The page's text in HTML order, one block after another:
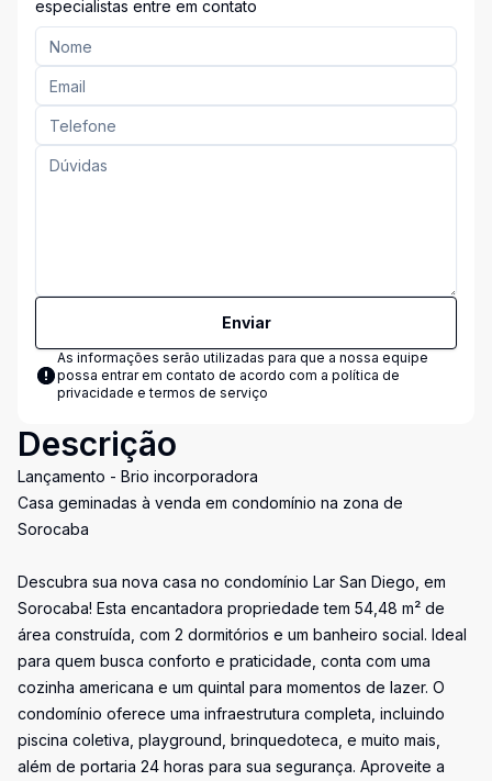
especialistas entre em contato
Enviar
As informações serão utilizadas para que a nossa equipe
possa entrar em contato de acordo com a política de
privacidade e termos de serviço
Descrição
Lançamento - Brio incorporadora
Casa geminadas à venda em condomínio na zona de
Sorocaba
Descubra sua nova casa no condomínio Lar San Diego, em
Sorocaba! Esta encantadora propriedade tem 54,48 m² de
área construída, com 2 dormitórios e um banheiro social. Ideal
para quem busca conforto e praticidade, conta com uma
cozinha americana e um quintal para momentos de lazer. O
condomínio oferece uma infraestrutura completa, incluindo
piscina coletiva, playground, brinquedoteca, e muito mais,
além de portaria 24 horas para sua segurança. Aproveite a